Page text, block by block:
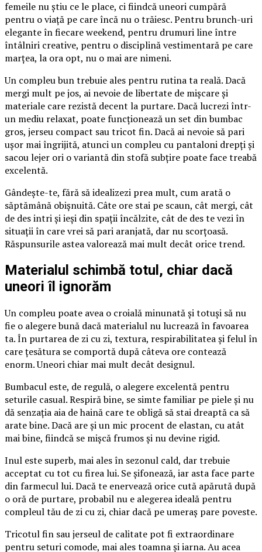
femeile nu știu ce le place, ci fiindcă uneori cumpără
pentru o viață pe care încă nu o trăiesc. Pentru brunch-uri
elegante în fiecare weekend, pentru drumuri line între
întâlniri creative, pentru o disciplină vestimentară pe care
marțea, la ora opt, nu o mai are nimeni.
Un compleu bun trebuie ales pentru rutina ta reală. Dacă
mergi mult pe jos, ai nevoie de libertate de mișcare și
materiale care rezistă decent la purtare. Dacă lucrezi într-
un mediu relaxat, poate funcționează un set din bumbac
gros, jerseu compact sau tricot fin. Dacă ai nevoie să pari
ușor mai îngrijită, atunci un compleu cu pantaloni drepți și
sacou lejer ori o variantă din stofă subțire poate face treabă
excelentă.
Gândește-te, fără să idealizezi prea mult, cum arată o
săptămână obișnuită. Câte ore stai pe scaun, cât mergi, cât
de des intri și ieși din spații încălzite, cât de des te vezi în
situații în care vrei să pari aranjată, dar nu scorțoasă.
Răspunsurile astea valorează mai mult decât orice trend.
Materialul schimbă totul, chiar dacă
uneori îl ignorăm
Un compleu poate avea o croială minunată și totuși să nu
fie o alegere bună dacă materialul nu lucrează în favoarea
ta. În purtarea de zi cu zi, textura, respirabilitatea și felul în
care țesătura se comportă după câteva ore contează
enorm. Uneori chiar mai mult decât designul.
Bumbacul este, de regulă, o alegere excelentă pentru
seturile casual. Respiră bine, se simte familiar pe piele și nu
dă senzația aia de haină care te obligă să stai dreaptă ca să
arate bine. Dacă are și un mic procent de elastan, cu atât
mai bine, fiindcă se mișcă frumos și nu devine rigid.
Inul este superb, mai ales în sezonul cald, dar trebuie
acceptat cu tot cu firea lui. Se șifonează, iar asta face parte
din farmecul lui. Dacă te enervează orice cută apărută după
o oră de purtare, probabil nu e alegerea ideală pentru
compleul tău de zi cu zi, chiar dacă pe umeraș pare poveste.
Tricotul fin sau jerseul de calitate pot fi extraordinare
pentru seturi comode, mai ales toamna și iarna. Au acea